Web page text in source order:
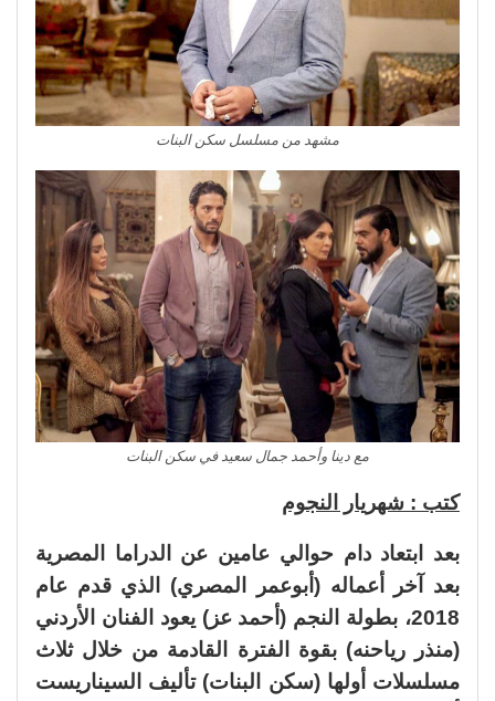
مشهد من مسلسل سكن البنات
مع دينا وأحمد جمال سعيد في سكن البنات
كتب : شهريار النجوم
بعد ابتعاد دام حوالي عامين عن الدراما المصرية
بعد آخر أعماله (أبوعمر المصري) الذي قدم عام
2018، بطولة النجم (أحمد عز) يعود الفنان الأردني
(منذر رياحنه) بقوة الفترة القادمة من خلال ثلاث
مسلسلات أولها (سكن البنات) تأليف السيناريست